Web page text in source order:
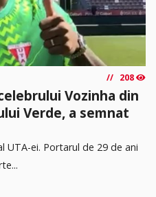
208
Vozinha din
Verde, a semnat
UTA-ei. Portarul de 29 de ani